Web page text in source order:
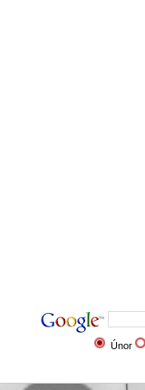
Únor